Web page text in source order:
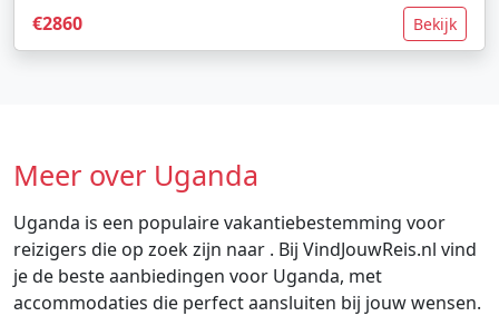
€2860 Bekijk
Meer over Uganda
Uganda is een populaire vakantiebestemming voor
reizigers die op zoek zijn naar . Bij VindJouwReis.nl vind
je de beste aanbiedingen voor Uganda, met
accommodaties die perfect aansluiten bij jouw wensen.